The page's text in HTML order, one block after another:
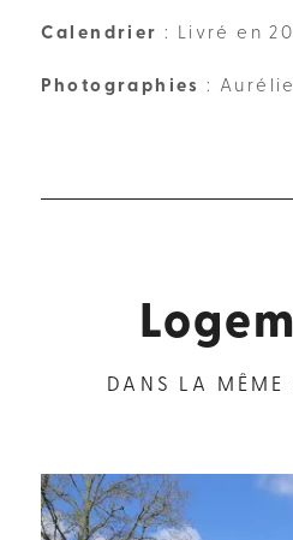
Calendrier : Livré en
Photographies :
DANS LA MÊME